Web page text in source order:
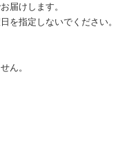
届けします。
を指定しないでください。
ん。